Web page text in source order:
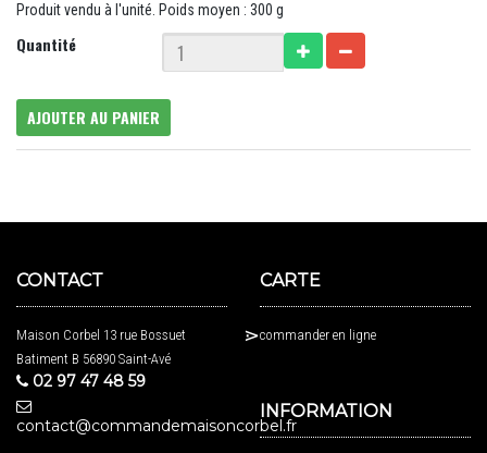
Produit vendu à l'unité. Poids moyen : 300 g
Quantité
AJOUTER AU PANIER
CONTACT
Maison Corbel 13 rue Bossuet
Batiment B 56890 Saint-Avé
02 97 47 48 59
contact@commandemaisoncorbel.fr
CARTE
commander en ligne
INFORMATION